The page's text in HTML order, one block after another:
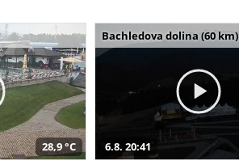
28,9 °C
Bachledova dolina (60 km)
6.8. 20:41